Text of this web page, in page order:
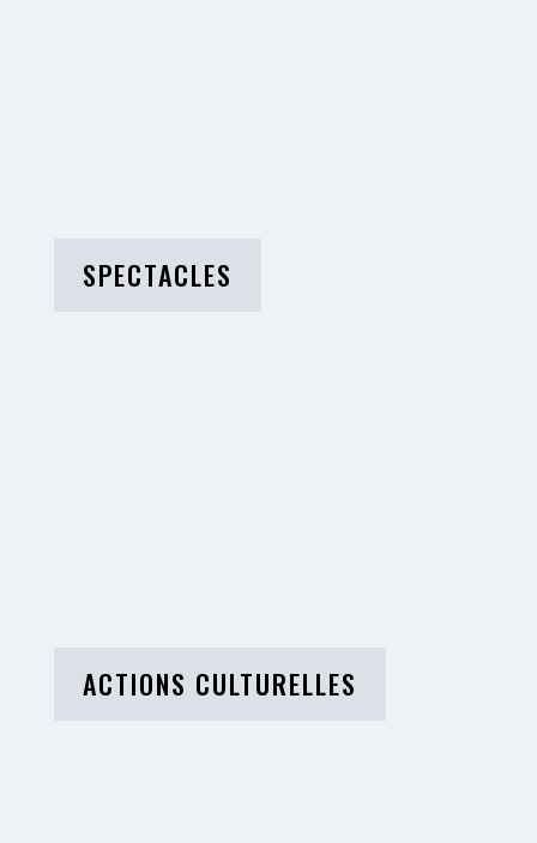
SPECTACLES
ACTIONS CULTURELLES